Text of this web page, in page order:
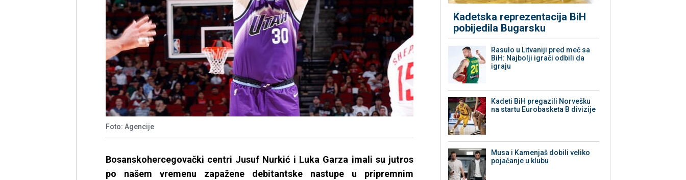
Foto: Agencije
Bosanskohercegovački centri Jusuf Nurkić i Luka Garza imali su jutros
po našem vremenu zapažene debitantske nastupe u pripremnim
Kadetska reprezentacija BiH
pobijedila Bugarsku
Rasulo u Litvaniji pred meč sa
BiH: Najbolji igrači odbili da
igraju
Kadeti BiH pregazili Norvešku
na startu Eurobasketa B divizije
Musa i Kamenjaš dobili veliko
pojačanje u klubu